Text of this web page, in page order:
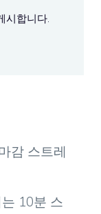
시합니다.
감 스트레
10분 스